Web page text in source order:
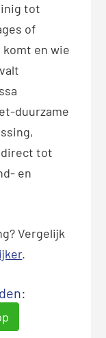
tot
of
komt en wie
duurzame
tot
en
Vergelijk
.